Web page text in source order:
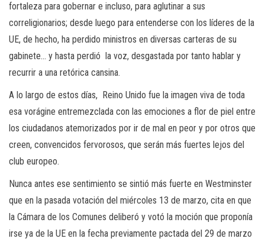
fortaleza para gobernar e incluso, para aglutinar a sus
correligionarios; desde luego para entenderse con los líderes de la
UE, de hecho, ha perdido ministros en diversas carteras de su
gabinete… y hasta perdió la voz, desgastada por tanto hablar y
recurrir a una retórica cansina.
A lo largo de estos días, Reino Unido fue la imagen viva de toda
esa vorágine entremezclada con las emociones a flor de piel entre
los ciudadanos atemorizados por ir de mal en peor y por otros que
creen, convencidos fervorosos, que serán más fuertes lejos del
club europeo.
Nunca antes ese sentimiento se sintió más fuerte en Westminster
que en la pasada votación del miércoles 13 de marzo, cita en que
la Cámara de los Comunes deliberó y votó la moción que proponía
irse ya de la UE en la fecha previamente pactada del 29 de marzo